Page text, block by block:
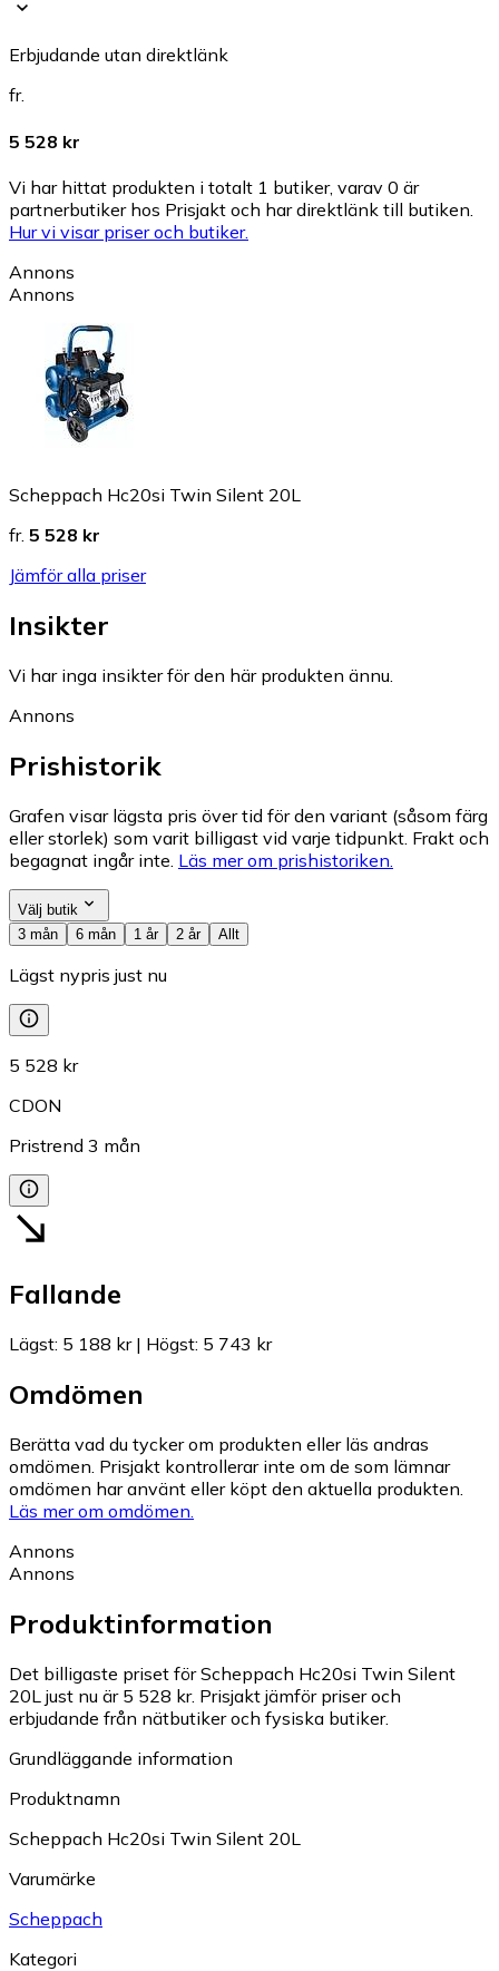
Erbjudande utan direktlänk
fr.
5 528 kr
Vi har hittat produkten i totalt 1 butiker, varav 0 är
partnerbutiker hos Prisjakt och har direktlänk till butiken.
Hur vi visar priser och butiker.
Annons
Annons
Scheppach Hc20si Twin Silent 20L
fr. 5 528 kr
Jämför alla priser
Insikter
Vi har inga insikter för den här produkten ännu.
Annons
Prishistorik
Grafen visar lägsta pris över tid för den variant (såsom färg
eller storlek) som varit billigast vid varje tidpunkt. Frakt och
begagnat ingår inte. Läs mer om prishistoriken.
Välj butik
3 mån
6 mån 1 år 2 år Allt
Lägst nypris just nu
5 528 kr
CDON
Pristrend 3 mån
Fallande
Lägst: 5 188 kr| Högst: 5 743 kr
Omdömen
Berätta vad du tycker om produkten eller läs andras
omdömen. Prisjakt kontrollerar inte om de som lämnar
omdömen har använt eller köpt den aktuella produkten.
Läs mer om omdömen.
Annons
Annons
Produktinformation
Det billigaste priset för Scheppach Hc20si Twin Silent
20L just nu är 5 528 kr. Prisjakt jämför priser och
erbjudande från nätbutiker och fysiska butiker.
Grundläggande information
Produktnamn
Scheppach Hc20si Twin Silent 20L
Varumärke
Scheppach
Kategori